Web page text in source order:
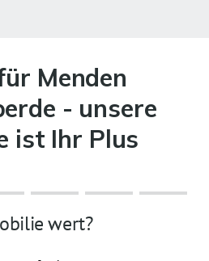
Menden
- unsere
ist Ihr Plus